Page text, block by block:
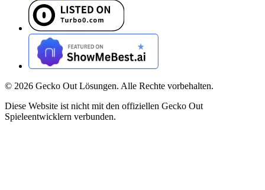
© 2026 Gecko Out Lösungen. Alle Rechte vorbehalten.
Diese Website ist nicht mit den offiziellen Gecko Out
Spieleentwicklern verbunden.